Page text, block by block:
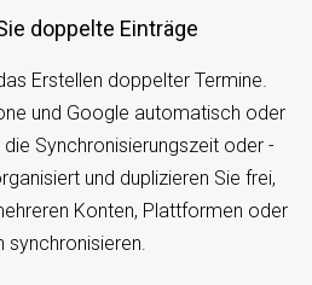
doppelte Einträge
Erstellen doppelter Termine.
und Google automatisch oder
die Synchronisierungszeit oder -
und duplizieren Sie frei,
Konten, Plattformen oder
synchronisieren.